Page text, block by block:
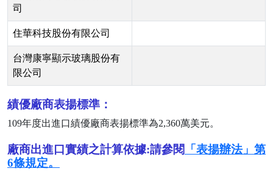
司
住華科技股份有限公司
台灣康寧顯示玻璃股份有
限公司
績優廠商表揚標準：
109年度出進口績優廠商表揚標準為2,360萬美元。
廠商出進口實績之計算依據:請參閱 「表揚辦法」第
6條規定。